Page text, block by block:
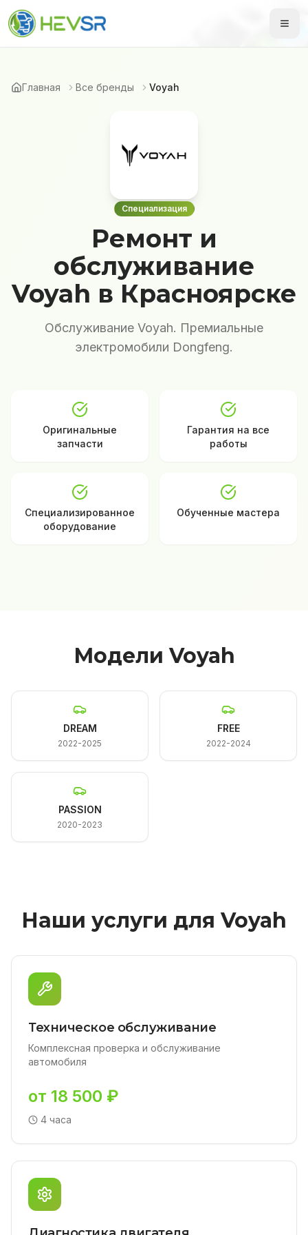
Главная Все бренды Voyah
Специализация
Ремонт и
обслуживание
Voyah в Красноярске
Обслуживание Voyah. Премиальные
электромобили Dongfeng.
Оригинальные
запчасти
Гарантия на все
работы
Специализированное
оборудование
Обученные мастера
Модели Voyah
DREAM
2022-2025
FREE
2022-2024
PASSION
2020-2023
Наши услуги для Voyah
Техническое обслуживание
Комплексная проверка и обслуживание
автомобиля
от 18 500 ₽
4 часа